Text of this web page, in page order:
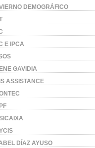
DEMOGRÁFICO
E IPCA
GAVIDIA
ASSISTANCE
DÍAZ AYUSO